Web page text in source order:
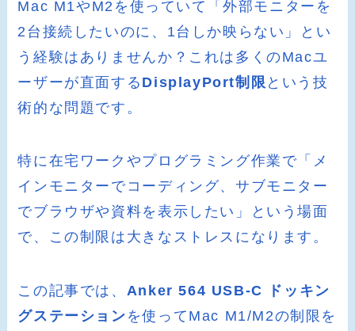
Mac M1やM2を使っていて「外部モニターを
2台接続したいのに、1台しか映らない」とい
う経験はありませんか？これは多くのMacユ
ーザーが直面する DisplayPort制限 という技
術的な問題です。
特に在宅ワークやプログラミング作業で「メ
インモニターでコーディング、サブモニター
でブラウザや資料を表示したい」という場面
で、この制限は大きなストレスになります。
この記事では、 Anker 564 USB-C ドッキン
グステーション を使ってMac M1/M2の制限を